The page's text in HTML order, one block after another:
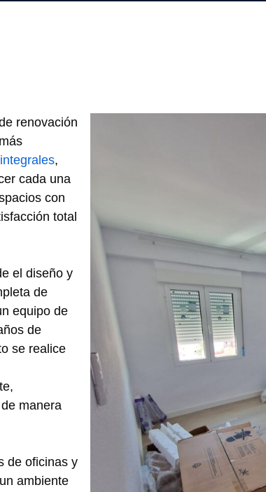
renovación
,
cada una
con
total
el diseño y
de
equipo de
de
se realice
manera
de oficinas y
ambiente